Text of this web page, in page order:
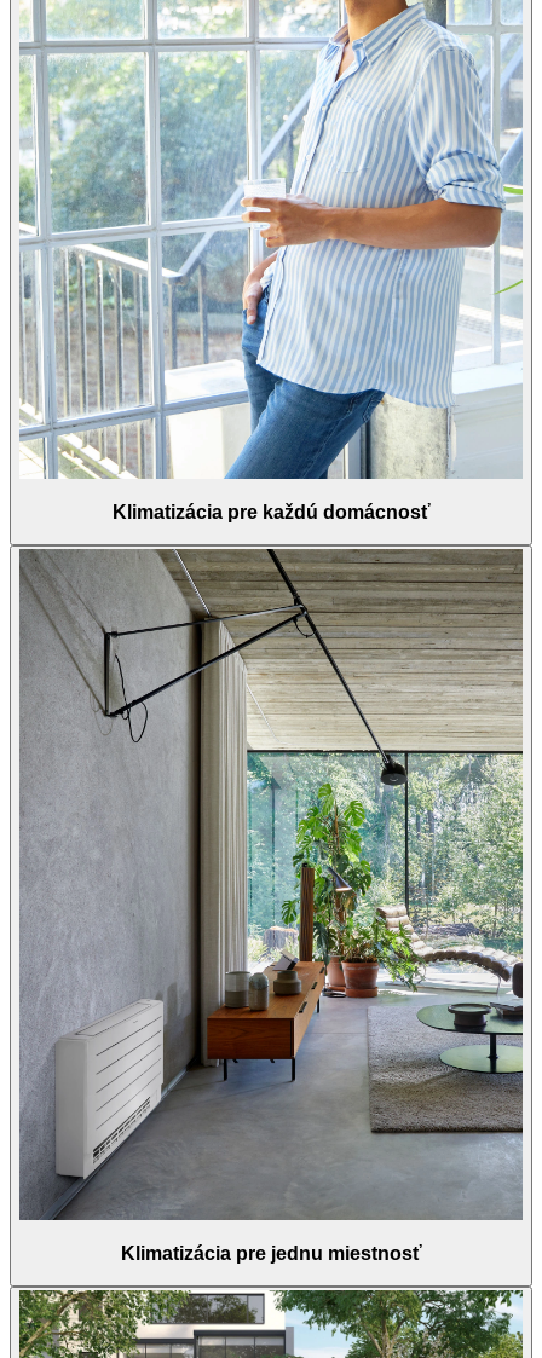
Klimatizácia pre každú domácnosť
Klimatizácia pre jednu miestnosť